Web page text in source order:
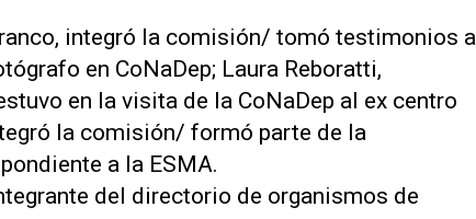
integró la comisión/ tomó testimonios a
en CoNaDep; Laura Reboratti,
en la visita de la CoNaDep al ex centro
la comisión/ formó parte de la
a la ESMA.
del directorio de organismos de